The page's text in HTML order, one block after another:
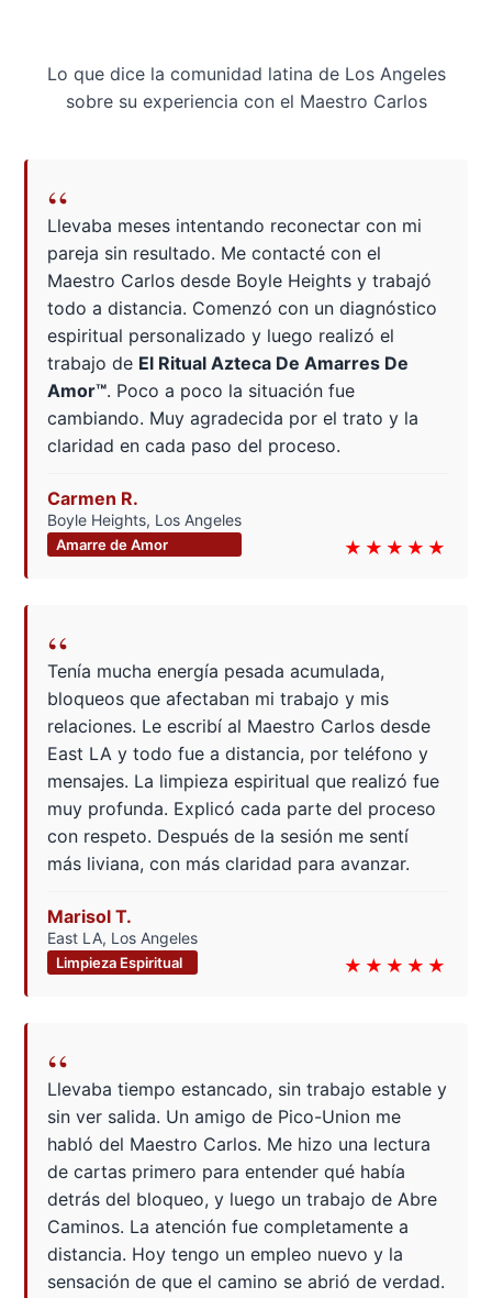
Lo que dice la comunidad latina de Los Angeles
sobre su experiencia con el Maestro Carlos
“
Llevaba meses intentando reconectar con mi
pareja sin resultado. Me contacté con el
Maestro Carlos desde Boyle Heights y trabajó
todo a distancia. Comenzó con un diagnóstico
espiritual personalizado y luego realizó el
trabajo de El Ritual Azteca De Amarres De
Amor™. Poco a poco la situación fue
cambiando. Muy agradecida por el trato y la
claridad en cada paso del proceso.
Carmen R.
Boyle Heights, Los Angeles
Amarre de Amor ★★★★★
“
Tenía mucha energía pesada acumulada,
bloqueos que afectaban mi trabajo y mis
relaciones. Le escribí al Maestro Carlos desde
East LA y todo fue a distancia, por teléfono y
mensajes. La limpieza espiritual que realizó fue
muy profunda. Explicó cada parte del proceso
con respeto. Después de la sesión me sentí
más liviana, con más claridad para avanzar.
Marisol T.
East LA, Los Angeles
Limpieza Espiritual ★★★★★
“
Llevaba tiempo estancado, sin trabajo estable y
sin ver salida. Un amigo de Pico-Union me
habló del Maestro Carlos. Me hizo una lectura
de cartas primero para entender qué había
detrás del bloqueo, y luego un trabajo de Abre
Caminos. La atención fue completamente a
distancia. Hoy tengo un empleo nuevo y la
sensación de que el camino se abrió de verdad.